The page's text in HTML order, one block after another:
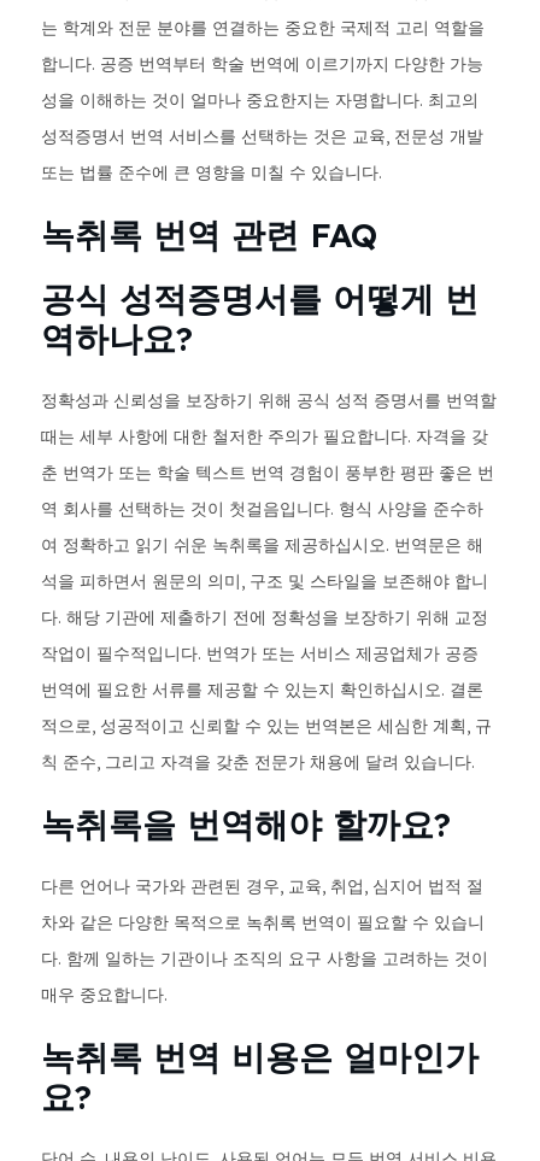
는 학계와 전문 분야를 연결하는 중요한 국제적 고리 역할을
합니다. 공증 번역부터 학술 번역에 이르기까지 다양한 가능
성을 이해하는 것이 얼마나 중요한지는 자명합니다. 최고의
성적증명서 번역 서비스를 선택하는 것은 교육, 전문성 개발
또는 법률 준수에 큰 영향을 미칠 수 있습니다.
녹취록 번역 관련 FAQ
공식 성적증명서를 어떻게 번
역하나요?
정확성과 신뢰성을 보장하기 위해 공식 성적 증명서를 번역할
때는 세부 사항에 대한 철저한 주의가 필요합니다. 자격을 갖
춘 번역가 또는 학술 텍스트 번역 경험이 풍부한 평판 좋은 번
역 회사를 선택하는 것이 첫걸음입니다. 형식 사양을 준수하
여 정확하고 읽기 쉬운 녹취록을 제공하십시오. 번역문은 해
석을 피하면서 원문의 의미, 구조 및 스타일을 보존해야 합니
다. 해당 기관에 제출하기 전에 정확성을 보장하기 위해 교정
작업이 필수적입니다. 번역가 또는 서비스 제공업체가 공증
번역에 필요한 서류를 제공할 수 있는지 확인하십시오. 결론
적으로, 성공적이고 신뢰할 수 있는 번역본은 세심한 계획, 규
칙 준수, 그리고 자격을 갖춘 전문가 채용에 달려 있습니다.
녹취록을 번역해야 할까요?
다른 언어나 국가와 관련된 경우, 교육, 취업, 심지어 법적 절
차와 같은 다양한 목적으로 녹취록 번역이 필요할 수 있습니
다. 함께 일하는 기관이나 조직의 요구 사항을 고려하는 것이
매우 중요합니다.
녹취록 번역 비용은 얼마인가
요?